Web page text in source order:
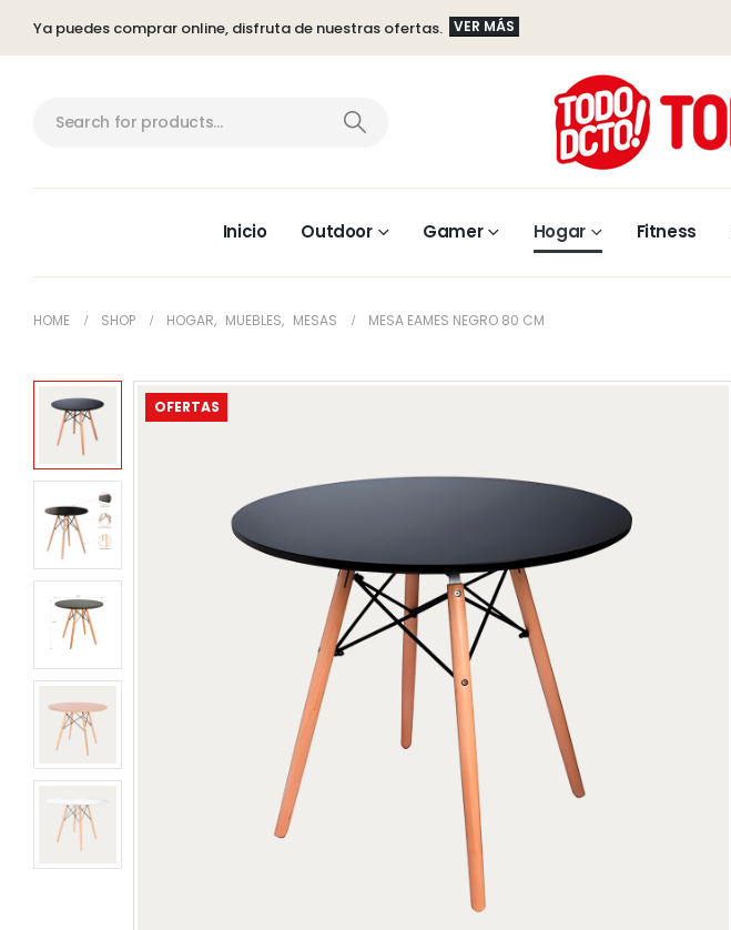
Ya puedes comprar online, disfruta de nuestras ofertas. VER MÁS
Inicio Outdoor Gamer Hogar Fitness
HOME SHOP HOGAR, MUEBLES, MESAS MESA EAMES NEGRO 80 CM
OFERTAS